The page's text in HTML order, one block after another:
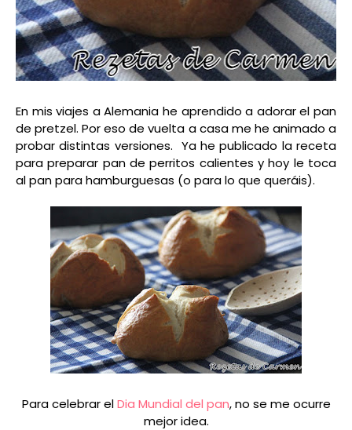
En mis viajes a Alemania he aprendido a adorar el pan
de pretzel. Por eso de vuelta a casa me he animado a
probar distintas versiones. Ya he publicado la receta
para preparar pan de perritos calientes y hoy le toca
al pan para hamburguesas (o para lo que queráis).
Para celebrar elDia Mundial del pan, no se me ocurre
mejor idea.